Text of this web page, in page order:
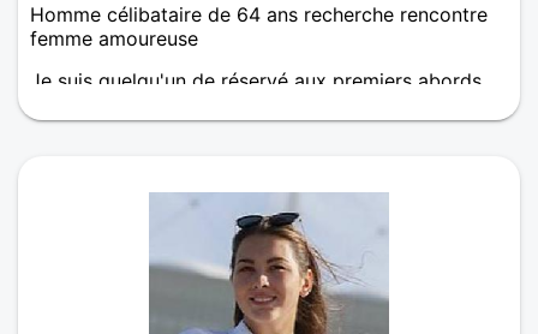
Homme célibataire de 64 ans recherche rencontre
femme amoureuse
Je suis quelqu'un de réservé aux premiers abords,
beaucoup plus d'importance à l'être plutôt qu'au
ma passion pour la nature en toutes saisons et en
particulier à l'automne et au printemps. Je pratique
aussi la randonnée pédestre, le V.T.T et serais
heureux de faire ces activités à deux plutôt que seul
la plupart du temps. Je suis ouvert bien entendu à
d'autres centres d'intérêts avec ma future